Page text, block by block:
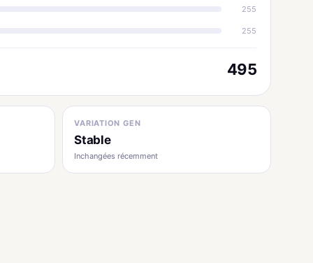
255
255
495
VARIATION GEN
Stable
Inchangées récemment